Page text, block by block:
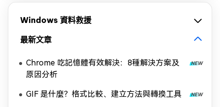
Windows 資料救援
最新文章
Chrome 吃記憶體有效解決：8種解決方案及
原因分析
GIF 是什麼？格式比較、建立方法與轉換工具